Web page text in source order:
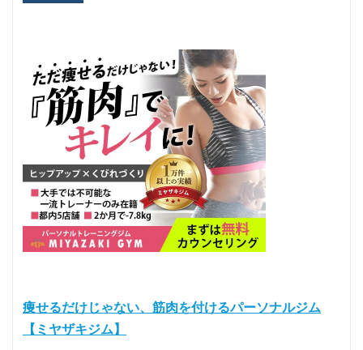
痩せるだけじゃない、筋肉を付けるパーソナルジム
【ミヤザキジム】